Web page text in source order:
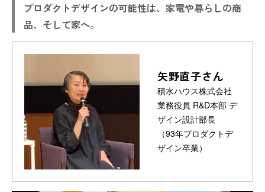
プロダクトデザインの可能性は、家電や暮らしの商
品、そして家へ。
矢野直子さん
積水ハウス株式会社
業務役員 R&D本部 デ
ザイン設計部長
（93年プロダクトデ
ザイン卒業）